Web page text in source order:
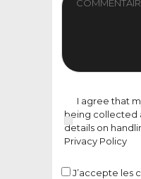
I agree that
being collected
details on
Privacy Policy
J’accepte les